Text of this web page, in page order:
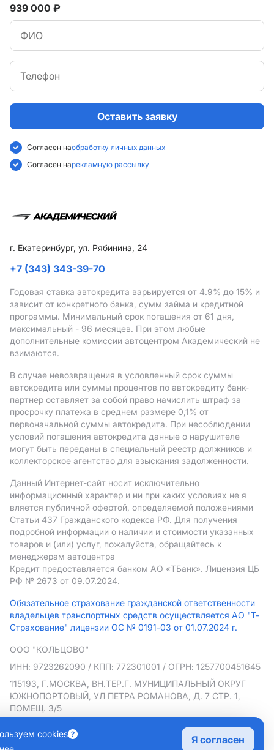
Оставить заявку
Согласен наобработку личных данных
Согласен нарекламную рассылку
939 000 ₽
г. Екатеринбург, ул. Рябинина, 24
+7 (343) 343-39-70
Годовая ставка автокредита варьируется от 4.9% до 15% и
зависит от конкретного банка, сумм займа и кредитной
программы. Минимальный срок погашения от 61 дня,
максимальный - 96 месяцев. При этом любые
дополнительные комиссии автоцентром Академический не
взимаются.
В случае невозвращения в условленный срок суммы
автокредита или суммы процентов по автокредиту банк-
партнер оставляет за собой право начислить штраф за
просрочку платежа в среднем размере 0,1% от
первоначальной суммы автокредита. При несоблюдении
условий погашения автокредита данные о нарушителе
могут быть переданы в специальный реестр должников и
коллекторское агентство для взыскания задолженности.
Данный Интернет-сайт носит исключительно
информационный характер и ни при каких условиях не я
вляется публичной офертой, определяемой положениями
Статьи 437 Гражданского кодекса РФ. Для получения
подробной информации о наличии и стоимости указанных
товаров и (или) услуг, пожалуйста, обращайтесь к
менеджерам автоцентра
Кредит предоставляется банком АO «ТБанк». Лицензия ЦБ
РФ № 2673 от 09.07.2024.
Обязательное страхование гражданской ответственности
владельцев транспортных средств осуществляется АО "Т-
Страхование" лицензии ОС № 0191-03 от 01.07.2024 г.
ООО "КОЛЬЦОВО"
ИНН: 9723262090 / КПП: 772301001 / ОГРН: 1257700451645
115193, Г.МОСКВА, ВН.ТЕР.Г. МУНИЦИПАЛЬНЫЙ ОКРУГ
ЮЖНОПОРТОВЫЙ, УЛ ПЕТРА РОМАНОВА, Д. 7 СТР. 1,
ПОМЕЩ. 3/5
Политика в отношении обработки персональных данных
Согласие на рекламную рассылку
cookies
Я согласен